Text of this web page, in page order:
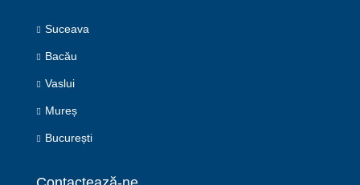
Suceava
Bacău
Vaslui
Mureș
București